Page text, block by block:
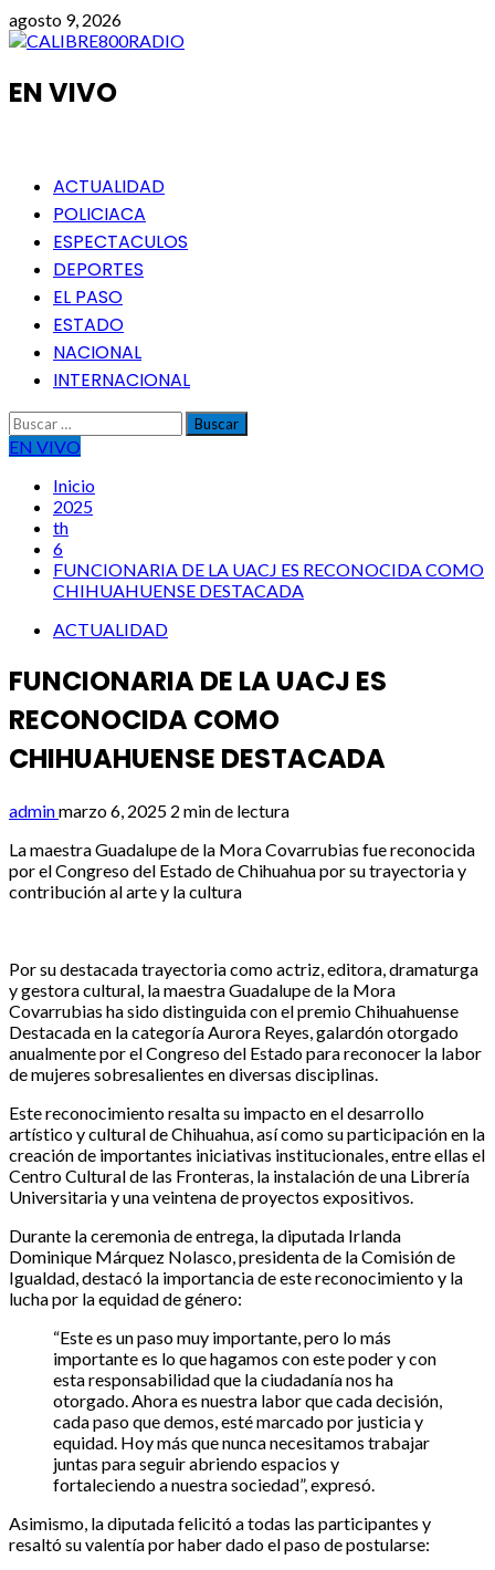
Saltar
al
agosto 9, 2026
EN VIVO
Menú
principal
ACTUALIDAD
POLICIACA
ESPECTACULOS
DEPORTES
EL PASO
ESTADO
NACIONAL
INTERNACIONAL
Buscar:
EN VIVO
Inicio
2025
th
6
FUNCIONARIA DE LA UACJ ES RECONOCIDA COMO
CHIHUAHUENSE DESTACADA
ACTUALIDAD
FUNCIONARIA DE LA UACJ ES
RECONOCIDA COMO
CHIHUAHUENSE DESTACADA
adminmarzo 6, 2025 2 min de lectura
La maestra Guadalupe de la Mora Covarrubias fue reconocida
por el Congreso del Estado de Chihuahua por su trayectoria y
contribución al arte y la cultura
Por su destacada trayectoria como actriz, editora, dramaturga
y gestora cultural, la maestra Guadalupe de la Mora
Covarrubias ha sido distinguida con el premio Chihuahuense
Destacada en la categoría Aurora Reyes, galardón otorgado
anualmente por el Congreso del Estado para reconocer la labor
de mujeres sobresalientes en diversas disciplinas.
Este reconocimiento resalta su impacto en el desarrollo
artístico y cultural de Chihuahua, así como su participación en la
creación de importantes iniciativas institucionales, entre ellas el
Centro Cultural de las Fronteras, la instalación de una Librería
Universitaria y una veintena de proyectos expositivos.
Durante la ceremonia de entrega, la diputada Irlanda
Dominique Márquez Nolasco, presidenta de la Comisión de
Igualdad, destacó la importancia de este reconocimiento y la
lucha por la equidad de género:
“Este es un paso muy importante, pero lo más
importante es lo que hagamos con este poder y con
esta responsabilidad que la ciudadanía nos ha
otorgado. Ahora es nuestra labor que cada decisión,
cada paso que demos, esté marcado por justicia y
equidad. Hoy más que nunca necesitamos trabajar
juntas para seguir abriendo espacios y
fortaleciendo a nuestra sociedad”, expresó.
Asimismo, la diputada felicitó a todas las participantes y
resaltó su valentía por haber dado el paso de postularse: